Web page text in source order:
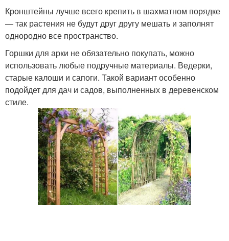
Кронштейны лучше всего крепить в шахматном порядке
— так растения не будут друг другу мешать и заполнят
однородно все пространство.
Горшки для арки не обязательно покупать, можно
использовать любые подручные материалы. Ведерки,
старые калоши и сапоги. Такой вариант особенно
подойдет для дач и садов, выполненных в деревенском
стиле.